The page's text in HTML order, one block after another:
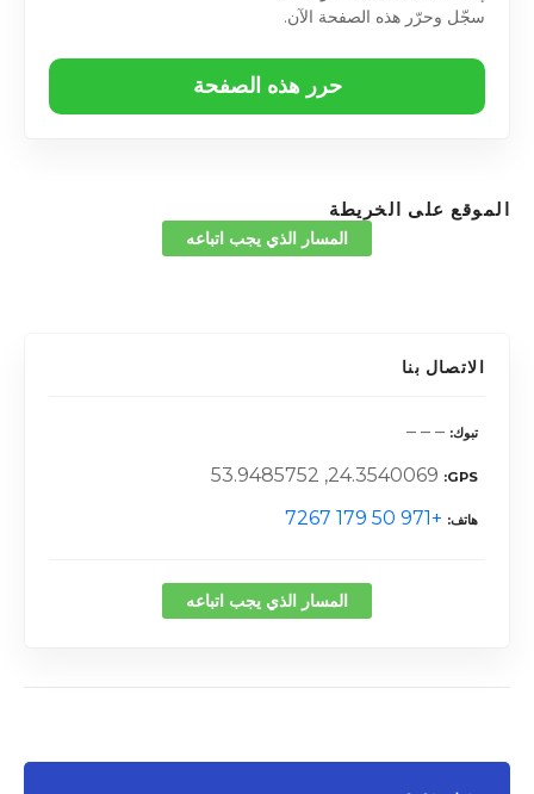
سجّل وحرّر هذه الصفحة الآن.
حرر هذه الصفحة
الموقع على الخريطة
المسار الذي يجب اتباعه
الاتصال بنا
تبوك – – –
GPS
24.3540069, 53.9485752
هاتف +971 50 179 7267
المسار الذي يجب اتباعه